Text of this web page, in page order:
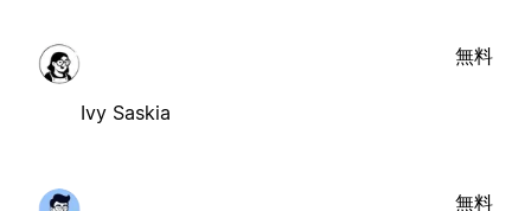
Ivy Saskia
無料
無料